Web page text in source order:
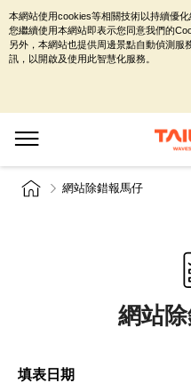
網站除錯報馬仔
網站
填表日期
本網站使用cookies等相關技術以持續優
您繼續使用本網站即表示您同意我們的
另外，本網站也提供周邊景點自動偵測服
訊，以開啟及使用此智慧化服務。